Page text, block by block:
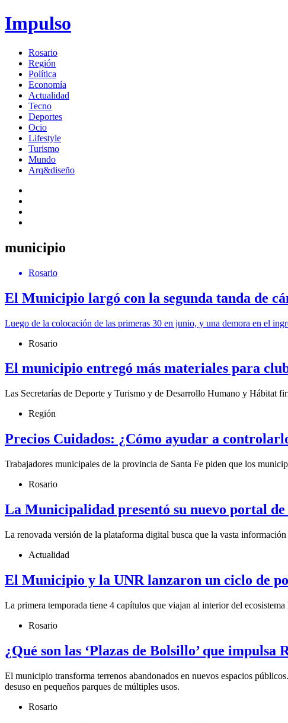
Impulso
Rosario
Región
Política
Economía
Actualidad
Tecno
Deportes
Ocio
Lifestyle
Turismo
Mundo
Arq&diseño
municipio
Rosario
El Municipio largó con la segunda tanda de
Luego de la colocación de las primeras 30 en junio, y una demora en el
Rosario
El municipio entregó más materiales para
Las Secretarías de Deporte y Turismo y de Desarrollo Humano y Hábitat
Región
Precios Cuidados: ¿Cómo ayudar a
Trabajadores municipales de la provincia de Santa Fe piden que los
Rosario
La Municipalidad presentó su nuevo portal de
La renovada versión de la plataforma digital busca que la vasta
Actualidad
El Municipio y la UNR lanzaron un ciclo de
La primera temporada tiene 4 capítulos que viajan al interior del
Rosario
¿Qué son las ‘Plazas de Bolsillo’ que impulsa
El municipio transforma terrenos abandonados en nuevos espacios
desuso en pequeños parques de múltiples usos.
Rosario